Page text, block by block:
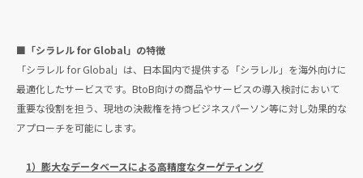
■「シラレル for Global」の特徴
「シラレル for Global」は、日本国内で提供する「シラレル」を海外向けに
最適化したサービスです。BtoB向けの商品やサービスの導入検討において
重要な役割を担う、現地の決裁権を持つビジネスパーソン等に対し効果的な
アプローチを可能にします。
1）膨大なデータベースによる高精度なターゲティング